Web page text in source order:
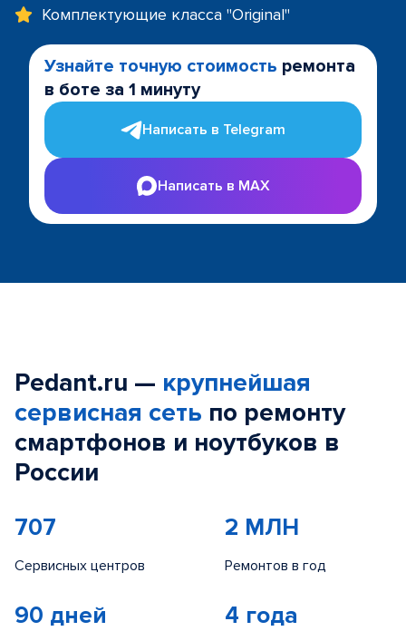
Комплектующие класса "Original"
Узнайте точную стоимость ремонта
в боте за 1 минуту
Написать в Telegram
Написать в MAX
Pedant.ru — крупнейшая
сервисная сеть по ремонту
смартфонов и ноутбуков в
России
707
Сервисных центров
2 МЛН
Ремонтов в год
90 дней 4 года